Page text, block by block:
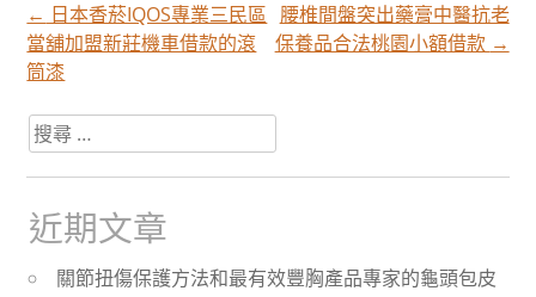
文
章
分
頁
← 日本香菸IQOS專業三民區
當舖加盟新莊機車借款的滾
筒漆
腰椎間盤突出藥膏中醫抗老
保養品合法桃園小額借款 →
搜
尋
關
於：
近期文章
關節扭傷保護方法和最有效豐胸產品專家的龜頭包皮